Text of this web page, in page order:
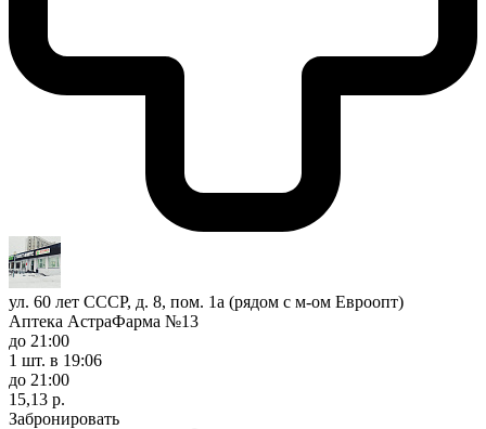
ул. 60 лет СССР, д. 8, пом. 1а (рядом с м-ом Евроопт)
Аптека АстраФарма №13
до 21:00
1 шт. в 19:06
до 21:00
15,13 р.
Забронировать